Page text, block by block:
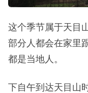
这个季节属于天目
部分人都会在家里
都是当地人。
下自午到达天目山